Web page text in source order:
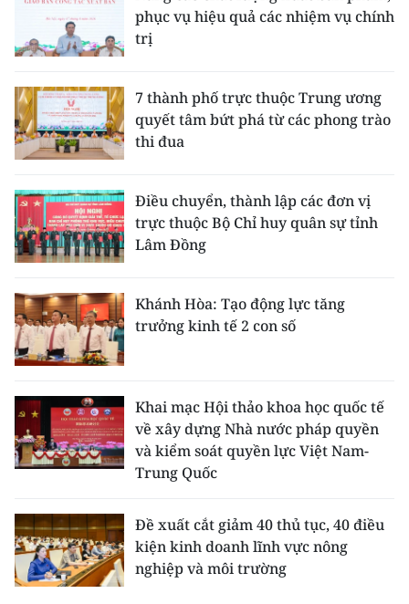
phục vụ hiệu quả các nhiệm vụ chính
trị
7 thành phố trực thuộc Trung ương
quyết tâm bứt phá từ các phong trào
thi đua
Điều chuyển, thành lập các đơn vị
trực thuộc Bộ Chỉ huy quân sự tỉnh
Lâm Đồng
Khánh Hòa: Tạo động lực tăng
trưởng kinh tế 2 con số
Khai mạc Hội thảo khoa học quốc tế
về xây dựng Nhà nước pháp quyền
và kiểm soát quyền lực Việt Nam-
Trung Quốc
Đề xuất cắt giảm 40 thủ tục, 40 điều
kiện kinh doanh lĩnh vực nông
nghiệp và môi trường